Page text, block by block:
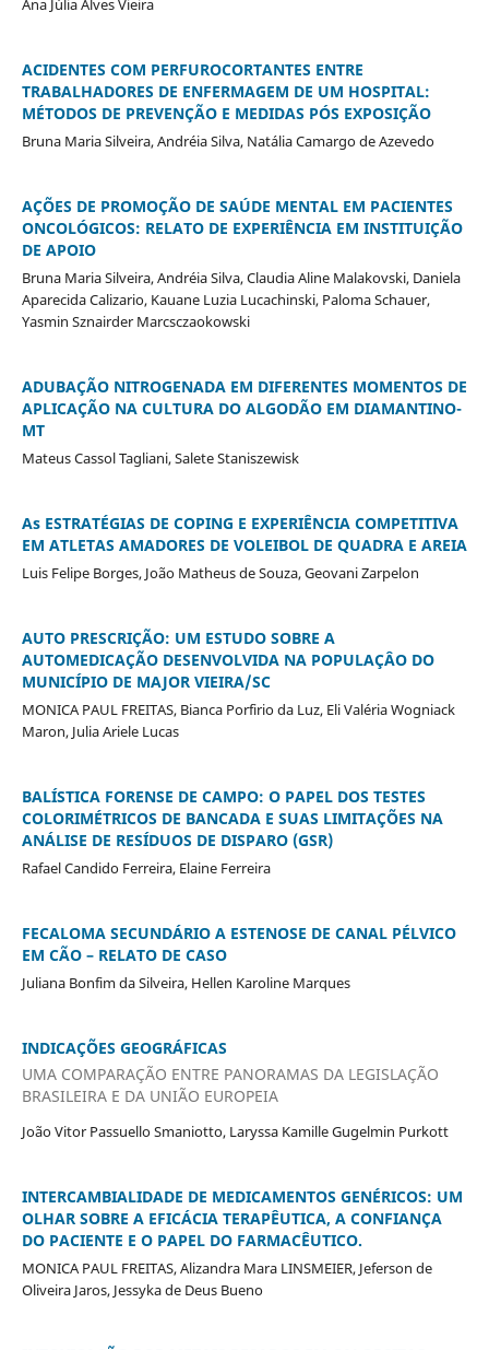
Ana Júlia Alves Vieira
ACIDENTES COM PERFUROCORTANTES ENTRE
TRABALHADORES DE ENFERMAGEM DE UM HOSPITAL:
MÉTODOS DE PREVENÇÃO E MEDIDAS PÓS EXPOSIÇÃO
Bruna Maria Silveira, Andréia Silva, Natália Camargo de Azevedo
AÇÕES DE PROMOÇÃO DE SAÚDE MENTAL EM PACIENTES
ONCOLÓGICOS: RELATO DE EXPERIÊNCIA EM INSTITUIÇÃO
DE APOIO
Bruna Maria Silveira, Andréia Silva, Claudia Aline Malakovski, Daniela
Aparecida Calizario, Kauane Luzia Lucachinski, Paloma Schauer,
Yasmin Sznairder Marcsczaokowski
ADUBAÇÃO NITROGENADA EM DIFERENTES MOMENTOS DE
APLICAÇÃO NA CULTURA DO ALGODÃO EM DIAMANTINO-
MT
Mateus Cassol Tagliani, Salete Staniszewisk
As ESTRATÉGIAS DE COPING E EXPERIÊNCIA COMPETITIVA
EM ATLETAS AMADORES DE VOLEIBOL DE QUADRA E AREIA
Luis Felipe Borges, João Matheus de Souza, Geovani Zarpelon
AUTO PRESCRIÇÃO: UM ESTUDO SOBRE A
AUTOMEDICAÇÃO DESENVOLVIDA NA POPULAÇÂO DO
MUNICÍPIO DE MAJOR VIEIRA/SC
MONICA PAUL FREITAS, Bianca Porfirio da Luz, Eli Valéria Wogniack
Maron, Julia Ariele Lucas
BALÍSTICA FORENSE DE CAMPO: O PAPEL DOS TESTES
COLORIMÉTRICOS DE BANCADA E SUAS LIMITAÇÕES NA
ANÁLISE DE RESÍDUOS DE DISPARO (GSR)
Rafael Candido Ferreira, Elaine Ferreira
FECALOMA SECUNDÁRIO A ESTENOSE DE CANAL PÉLVICO
EM CÃO – RELATO DE CASO
Juliana Bonfim da Silveira, Hellen Karoline Marques
INDICAÇÕES GEOGRÁFICAS
UMA COMPARAÇÃO ENTRE PANORAMAS DA LEGISLAÇÃO
BRASILEIRA E DA UNIÃO EUROPEIA
João Vitor Passuello Smaniotto, Laryssa Kamille Gugelmin Purkott
INTERCAMBIALIDADE DE MEDICAMENTOS GENÉRICOS: UM
OLHAR SOBRE A EFICÁCIA TERAPÊUTICA, A CONFIANÇA
DO PACIENTE E O PAPEL DO FARMACÊUTICO.
MONICA PAUL FREITAS, Alizandra Mara LINSMEIER, Jeferson de
Oliveira Jaros, Jessyka de Deus Bueno